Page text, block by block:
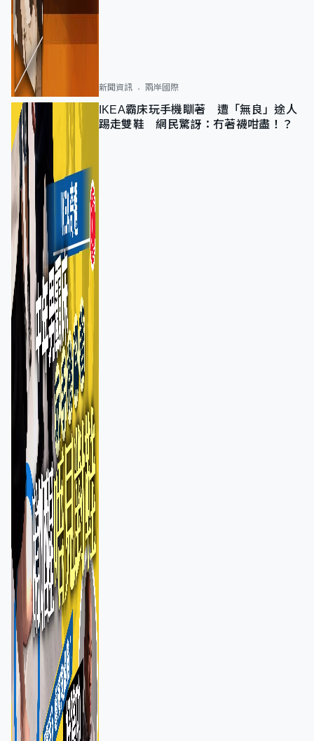
新聞資訊 兩岸國際
IKEA霸床玩手機瞓著 遭「無良」途人
踢走雙鞋 網民驚訝：冇著襪咁盡！？